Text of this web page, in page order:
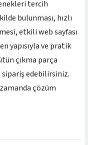
tercih
bulunması, hızlı
etkili web sayfası
yapısıyla ve pratik
çıkma parça
edebilirsiniz.
çözüm